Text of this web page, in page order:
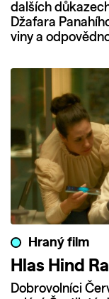
dalších
Džafara
viny a
Hraný film
Hlas Hind
Dobrovolníci